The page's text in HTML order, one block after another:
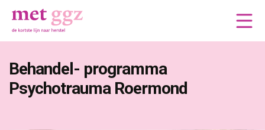
Behandel- programma
Psychotrauma Roermond